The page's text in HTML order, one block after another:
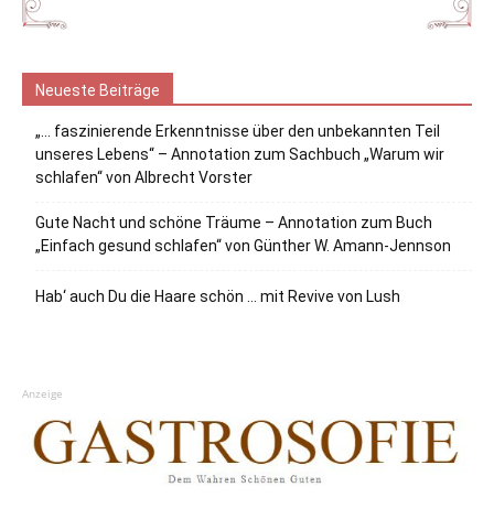
Neueste Beiträge
„… faszinierende Erkenntnisse über den unbekannten Teil
unseres Lebens“ – Annotation zum Sachbuch „Warum wir
schlafen“ von Albrecht Vorster
Gute Nacht und schöne Träume – Annotation zum Buch
„Einfach gesund schlafen“ von Günther W. Amann-Jennson
Hab‘ auch Du die Haare schön … mit Revive von Lush
Anzeige